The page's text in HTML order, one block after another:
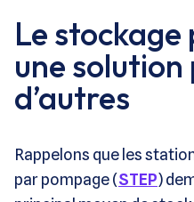
Le
une
d’autres
Rappelons que les
par pompage (STEP)